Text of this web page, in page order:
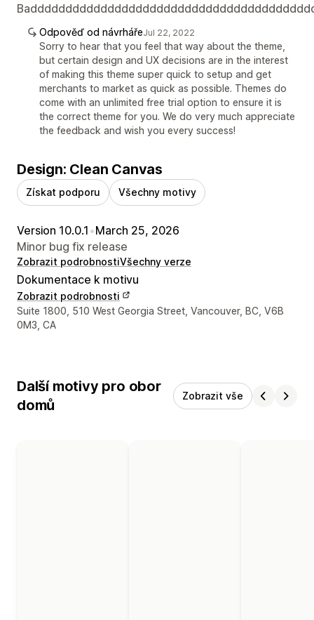
Odpověď od návrhářeJul 22, 2022
Sorry to hear that you feel that way about the theme,
but certain design and UX decisions are in the interest
of making this theme super quick to setup and get
merchants to market as quick as possible. Themes do
come with an unlimited free trial option to ensure it is
the correct theme for you. We do very much appreciate
the feedback and wish you every success!
Design: Clean Canvas
Získat podporu Všechny motivy
Version 10.0.1 •March 25, 2026
Minor bug fix release
Zobrazit podrobnostiVšechny verze
Dokumentace k motivu
Zobrazit podrobnosti
Kontaktní údaje designéra
Suite 1800, 510 West Georgia Street, Vancouver, BC, V6B
0M3, CA
Další motivy pro obor
domů
Zobrazit vše